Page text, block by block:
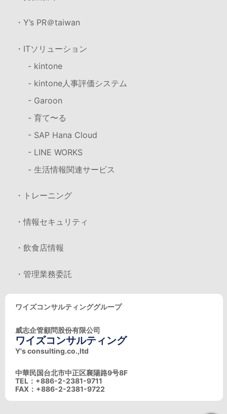
・Y’s PR＠taiwan
・ITソリューション
- kintone
- kintone人事評価システム
- Garoon
- 育て〜る
- SAP Hana Cloud
- LINE WORKS
- 生活情報関連サービス
・トレーニング
・情報セキュリティ
・飲食店情報
・管理業務委託
ワイズコンサルティンググループ
威志企管顧問股份有限公司
ワイズコンサルティング
Y's consulting.co.,ltd
中華民国台北市中正区襄陽路9号8F
TEL：+886-2-2381-9711
FAX：+886-2-2381-9722